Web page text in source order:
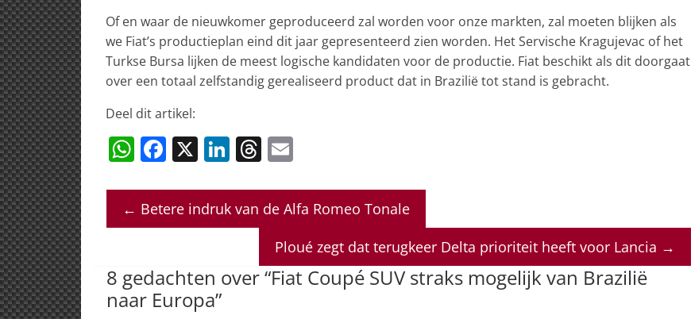
Of en waar de nieuwkomer geproduceerd zal worden voor onze markten, zal moeten blijken als
we Fiat’s productieplan eind dit jaar gepresenteerd zien worden. Het Servische Kragujevac of het
Turkse Bursa lijken de meest logische kandidaten voor de productie. Fiat beschikt als dit doorgaat
over een totaal zelfstandig gerealiseerd product dat in Brazilië tot stand is gebracht.
Deel dit artikel:
W
at
s
p
p
F
c
e
o
o
X Li
k
e
n
T
re
a
d
s
ai
l
← Betere indruk van de Alfa Romeo Tonale
Ploué zegt dat terugkeer Delta prioriteit heeft voor Lancia →
8 gedachten over “Fiat Coupé SUV straks mogelijk van Brazilië
naar Europa”